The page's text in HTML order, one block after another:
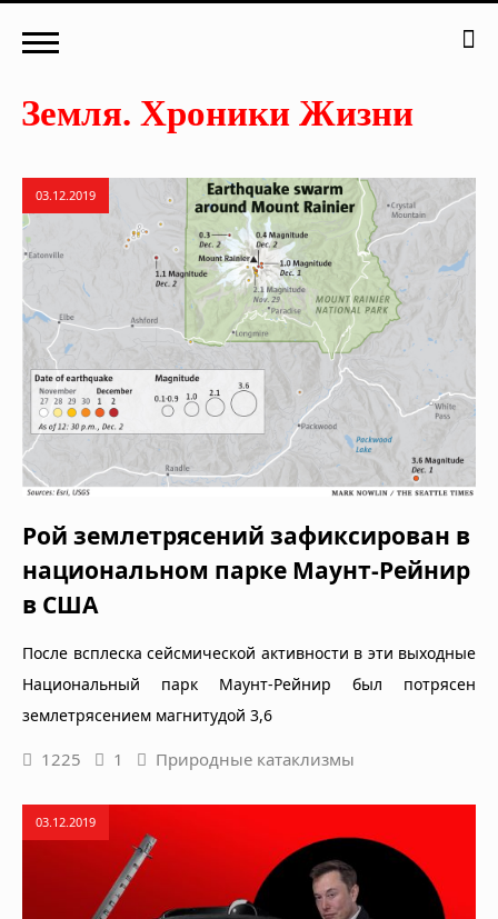
03.12.2019
Рой землетрясений зафиксирован в
национальном парке Маунт-Рейнир
в США
После всплеска сейсмической активности в эти выходные
Национальный парк Маунт-Рейнир был потрясен
землетрясением магнитудой 3,6
1225 1 Природные катаклизмы
03.12.2019